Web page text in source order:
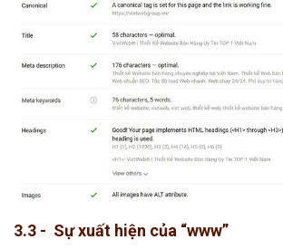
3.3 - Sự xuất hiện của “www”